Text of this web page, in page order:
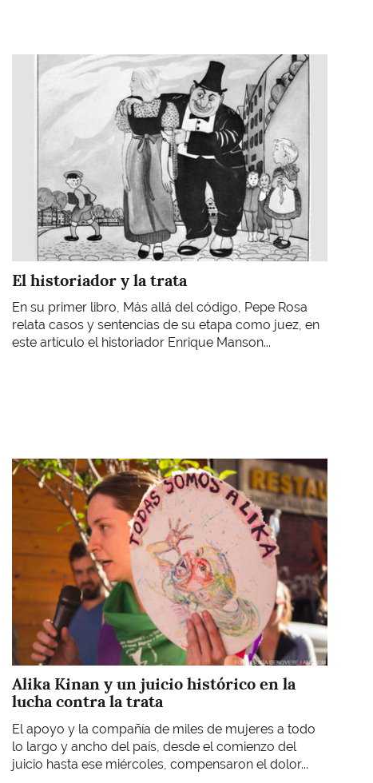
El historiador y la trata
En su primer libro, Más allá del código, Pepe Rosa
relata casos y sentencias de su etapa como juez, en
este artículo el historiador Enrique Manson...
Imagen
Alika Kinan y un juicio histórico en la
lucha contra la trata
El apoyo y la compañía de miles de mujeres a todo
lo largo y ancho del país, desde el comienzo del
juicio hasta ese miércoles, compensaron el dolor...